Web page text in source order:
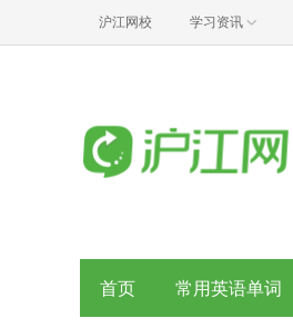
沪江网校 学习资讯
首页 常用英语单词